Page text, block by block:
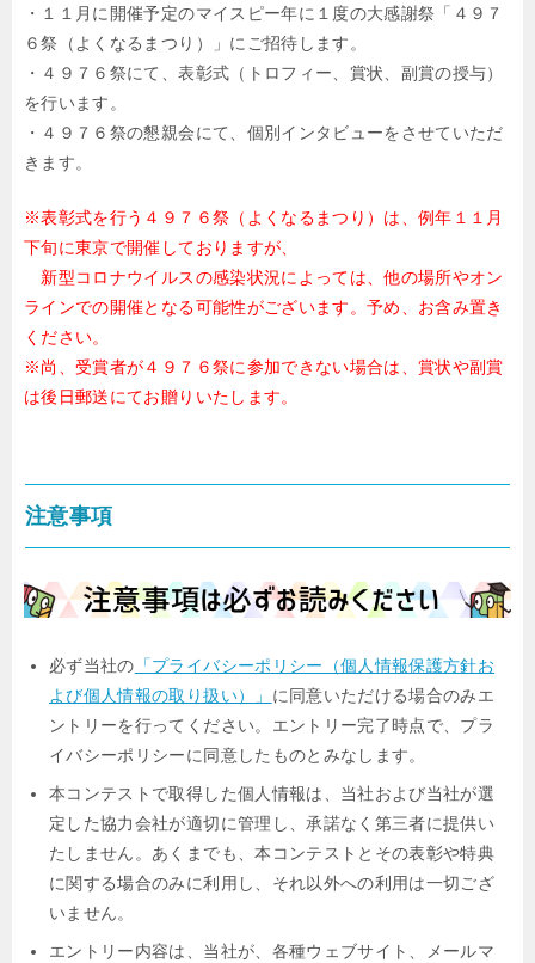
・１１月に開催予定のマイスピー年に１度の大感謝祭「４９７
６祭（よくなるまつり）」にご招待します。
・４９７６祭にて、表彰式（トロフィー、賞状、副賞の授与）
を行います。
・４９７６祭の懇親会にて、個別インタビューをさせていただ
きます。
※表彰式を行う４９７６祭（よくなるまつり）は、例年１１月
下旬に東京で開催しておりますが、
新型コロナウイルスの感染状況によっては、他の場所やオン
ラインでの開催となる可能性がございます。予め、お含み置き
ください。
※尚、受賞者が４９７６祭に参加できない場合は、賞状や副賞
は後日郵送にてお贈りいたします。
注意事項
必ず当社の 「プライバシーポリシー（個人情報保護方針お
よび個人情報の取り扱い）」 に同意いただける場合のみエ
ントリーを行ってください。エントリー完了時点で、プラ
イバシーポリシーに同意したものとみなします。
本コンテストで取得した個人情報は、当社および当社が選
定した協力会社が適切に管理し、承諾なく第三者に提供い
たしません。あくまでも、本コンテストとその表彰や特典
に関する場合のみに利用し、それ以外への利用は一切ござ
いません。
エントリー内容は、当社が、各種ウェブサイト、メールマ